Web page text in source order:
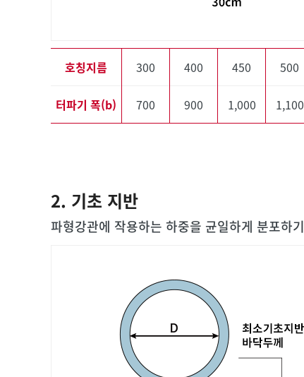
호칭지름 300 400 450 500
터파기 폭(b) 700 900 1,000 1,100
2. 기초 지반
파형강관에 작용하는 하중을 균일하게 분포하